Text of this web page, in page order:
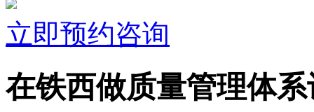
立即预约咨询
在铁西做质量管理体